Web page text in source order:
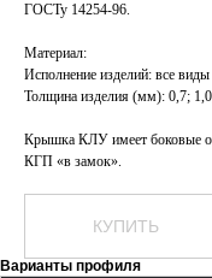
КУПИТЬ
ГОСТу 14254-96.
Материал:
Исполнение изделий: все виды
Толщина изделия (мм): 0,7;
Крышка КЛУ имеет боковые
КГП «в замок».
Варианты профиля